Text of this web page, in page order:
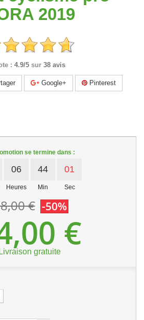
2019
: 4.9/5 sur 38 avis
Google+ Pinterest
se termine dans :
06
Heures
44
Min
01
Sec
€ -50%
€
Livraison gratuite